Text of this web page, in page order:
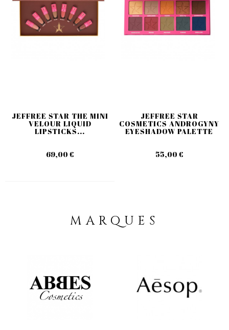
JEFFREE STAR THE MINI
VELOUR LIQUID
LIPSTICKS...
69,00 €
JEFFREE STAR
COSMETICS ANDROGYNY
EYESHADOW PALETTE
55,00 €
MARQUES